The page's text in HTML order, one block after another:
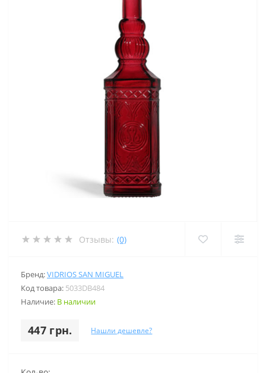
Отзывы: (0)
Бренд:VIDRIOS SAN MIGUEL
Код товара: 5033DB484
Наличие: В наличии
447 грн. Нашли дешевле?